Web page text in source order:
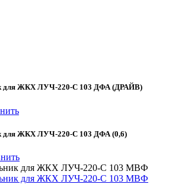
для ЖКХ ЛУЧ-220-С 103 ДФА (ДРАЙВ)
для ЖКХ ЛУЧ-220-С 103 ДФА (0,6)
для ЖКХ ЛУЧ-220-С 103 МВФ
для ЖКХ ЛУЧ-220-С 103 МВФ